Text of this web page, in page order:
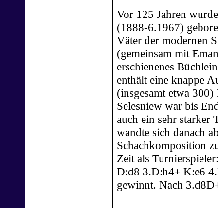
Vor 125 Jahren
(1888-6.1967)
Väter der modernen
(gemeinsam mit
erschienenes
enthält eine knappe
(insgesamt etwa
Selesniew war bis
auch ein sehr starker
wandte sich danach
Schachkomposition
Zeit als Turnierspieler:
D:d8 3.D:h4+ K:e6
gewinnt. Nach